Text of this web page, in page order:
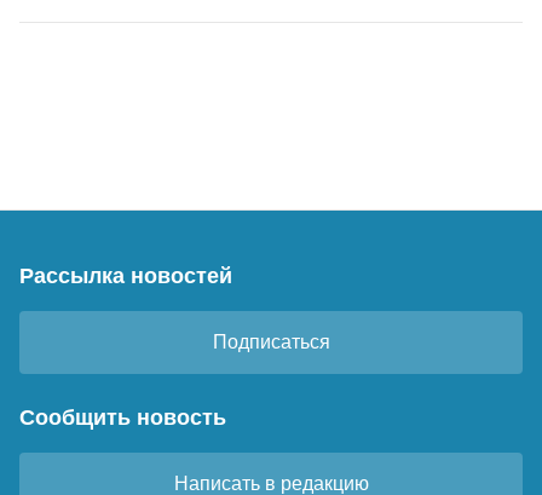
Рассылка новостей
Подписаться
Сообщить новость
Написать в редакцию